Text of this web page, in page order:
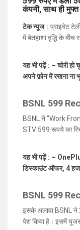
कंपनी, साथ ही
टेक न्यूज। प्राइवेट
में बेतहाशा वृद्धि के
वाउचर (STV) प्लान
डेली 5GB इंटरनेट डेटा
) की वैलिडिटी
मुफ्त वॉइस कॉलिंग भी
JIO, Airtel और VI को
यह भी पढ़ें : – चोरी हो
अपने फ़ोन में रखना ना
BSNL 599
BSNL ने “Work
STV 599 रूपये का
इंटरनेट की स्पीड
SMS भी ऑफर किया जा
इस प्लान को
यह भी पढ़ें : –
डिस्काउंट ऑफर, 4
BSNL 599
इसके अलावा BSNL ने
पेश किया है। इसमें